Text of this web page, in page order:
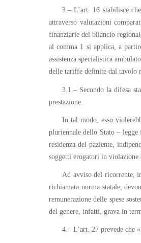
3.– L’art. 16 stabilisce
attraverso valutazioni
finanziarie del bilancio
al comma 1 si applica, a
assistenza specialistica
delle tariffe definite dal tavolo
3.1.– Secondo la difesa
prestazione.
In tal modo, esso
pluriennale dello Stato –
residenza del paziente,
soggetti erogatori in violazione
Ad avviso del ricorrente,
richiamata norma statale,
remunerazione delle spese
del genere, infatti, grava in
4.– L’art. 27 prevede che